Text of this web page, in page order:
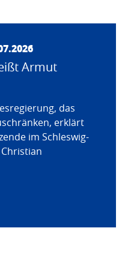
Armut
das
erklärt
im Schleswig-